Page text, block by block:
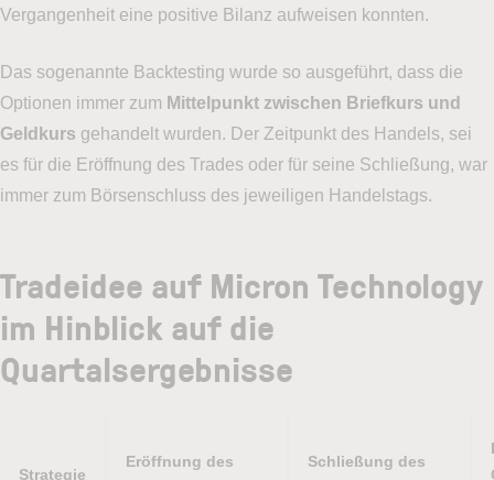
Vergangenheit eine positive Bilanz aufweisen konnten.
Das sogenannte Backtesting wurde so ausgeführt, dass die
Optionen immer zum Mittelpunkt zwischen Briefkurs und
Geldkurs gehandelt wurden. Der Zeitpunkt des Handels, sei
es für die Eröffnung des Trades oder für seine Schließung, war
immer zum Börsenschluss des jeweiligen Handelstags.
Tradeidee auf Micron Technology
im Hinblick auf die
Quartalsergebnisse
Strategie
Eröffnung des
Schließung des